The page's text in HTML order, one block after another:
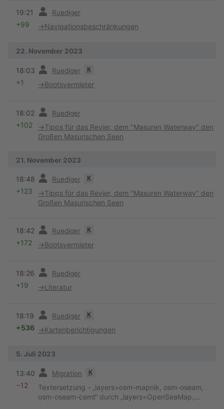
19:21 Ruediger
+99 →Navigationsbeschränkungen
22. November 2023
18:03 Ruediger K
+1 →Bootsvermieter
18:02 Ruediger
+102 →Tipps für das Revier, dem "Masuren Waterway" den
Großen Masurischen Seen
21. November 2023
18:48 Ruediger K
+123 →Tipps für das Revier, dem "Masuren Waterway" den
Großen Masurischen Seen
18:42 Ruediger K
+172 →Bootsvermieter
18:26 Ruediger
+19 →Literatur
18:19 Ruediger K
+536 →Kartenberichtigungen
5. Juli 2023
13:40 Migration K
−12
Textersetzung - „layers=osm-mapnik, osm-oseam,
osm-oseam-cemt“ durch „layers=OpenSeaMap,